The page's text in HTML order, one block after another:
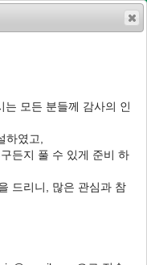
n
v
는 모든 분들께 감사의 인
하였고,
든지 풀 수 있게 준비 하
드리니, 많은 관심과 참